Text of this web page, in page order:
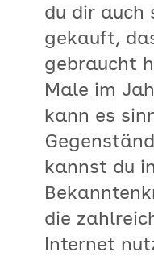
du dir auch
gekauft,
gebraucht
Male im
kann es
kannst du
die
Internet